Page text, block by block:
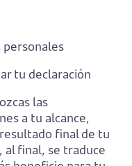
tu declaración
las
a tu alcance,
final de tu
al final, se traduce